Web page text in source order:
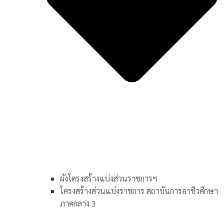
ผังโครงสร้างแบ่งส่วนราชการฯ
โครงสร้างส่วนแบ่งราชการ สถาบันการอาชีวศึกษา
ภาคกลาง 3